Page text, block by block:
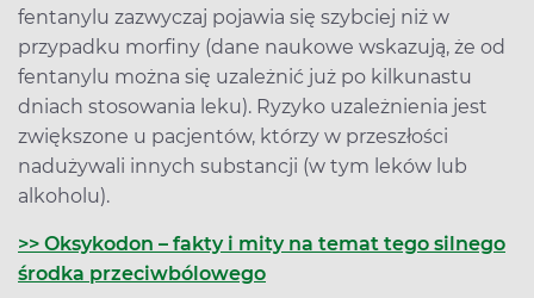
fentanylu zazwyczaj pojawia się szybciej niż w
przypadku morfiny (dane naukowe wskazują, że od
fentanylu można się uzależnić już po kilkunastu
dniach stosowania leku). Ryzyko uzależnienia jest
zwiększone u pacjentów, którzy w przeszłości
nadużywali innych substancji (w tym leków lub
alkoholu).
>> Oksykodon – fakty i mity na temat tego silnego
środka przeciwbólowego